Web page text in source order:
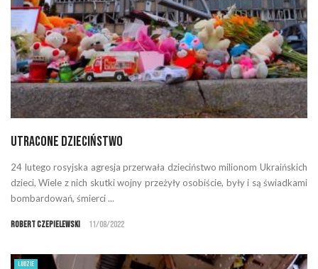
Utracone dzieciństwo
24 lutego rosyjska agresja przerwała dzieciństwo milionom Ukraińskich
dzieci, Wiele z nich skutki wojny przeżyły osobiście, były i są świadkami
bombardowań, śmierci ...
Robert Czepielewski 11/08/2022
LUDZIE